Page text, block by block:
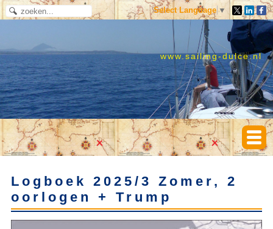
Select Language ▼
www.sailing-dulce.nl
Logboek 2025/3 Zomer, 2
oorlogen + Trump